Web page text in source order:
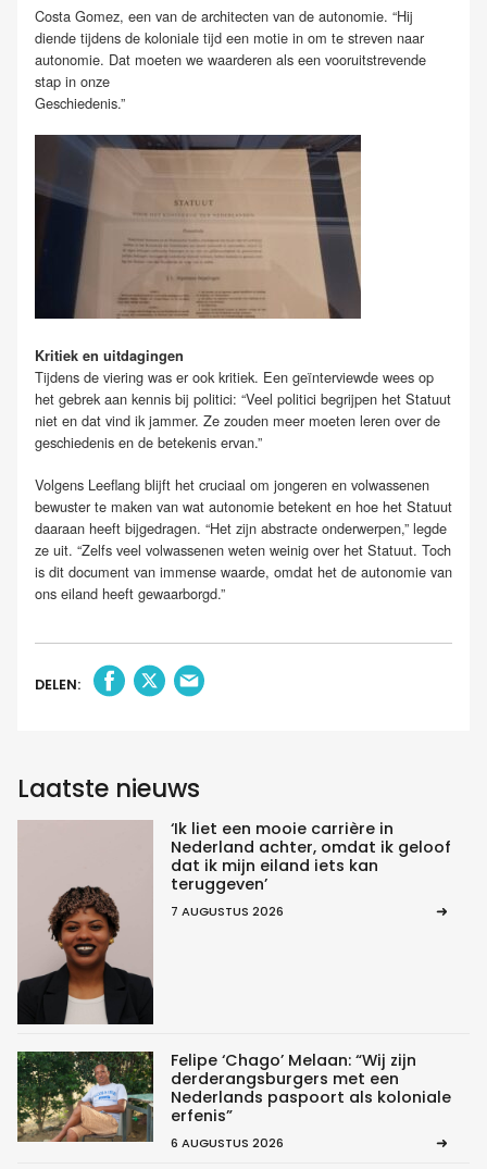
Costa Gomez, een van de architecten van de autonomie. “Hij
diende tijdens de koloniale tijd een motie in om te streven naar
autonomie. Dat moeten we waarderen als een vooruitstrevende
stap in onze
Geschiedenis.”
Kritiek en uitdagingen
Tijdens de viering was er ook kritiek. Een geïnterviewde wees op
het gebrek aan kennis bij politici: “Veel politici begrijpen het Statuut
niet en dat vind ik jammer. Ze zouden meer moeten leren over de
geschiedenis en de betekenis ervan.”
Volgens Leeflang blijft het cruciaal om jongeren en volwassenen
bewuster te maken van wat autonomie betekent en hoe het Statuut
daaraan heeft bijgedragen. “Het zijn abstracte onderwerpen,” legde
ze uit. “Zelfs veel volwassenen weten weinig over het Statuut. Toch
is dit document van immense waarde, omdat het de autonomie van
ons eiland heeft gewaarborgd.”
DELEN:
Laatste nieuws
‘Ik liet een mooie carrière in
Nederland achter, omdat ik geloof
dat ik mijn eiland iets kan
teruggeven’
7 AUGUSTUS 2026
Felipe ‘Chago’ Melaan: “Wij zijn
derderangsburgers met een
Nederlands paspoort als koloniale
erfenis”
6 AUGUSTUS 2026